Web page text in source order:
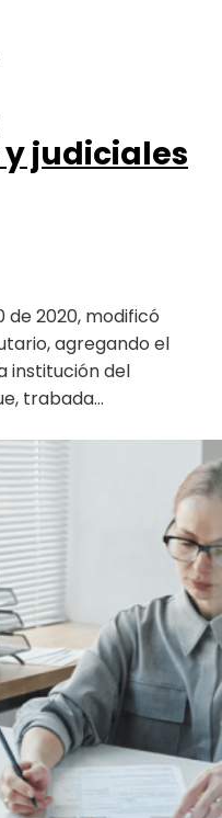
judiciales
de 2020, modificó
agregando el
institución del
trabada...